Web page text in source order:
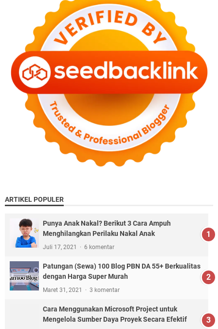
ARTIKEL POPULER
Punya Anak Nakal? Berikut 3 Cara Ampuh
Menghilangkan Perilaku Nakal Anak
Juli 17, 2021 6 komentar
Patungan (Sewa) 100 Blog PBN DA 55+ Berkualitas
dengan Harga Super Murah
Maret 31, 2021 3 komentar
Cara Menggunakan Microsoft Project untuk
Mengelola Sumber Daya Proyek Secara Efektif